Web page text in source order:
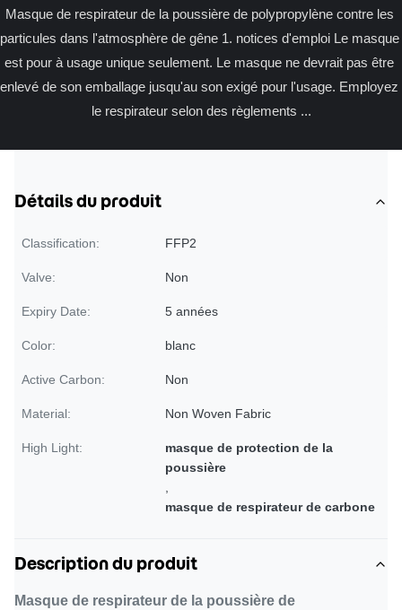
Masque de respirateur de la poussière de polypropylène contre les
particules dans l'atmosphère de gêne 1. notices d'emploi Le masque
est pour à usage unique seulement. Le masque ne devrait pas être
enlevé de son emballage jusqu'au son exigé pour l'usage. Employez
le respirateur selon des règlements ...
Détails du produit
Classification: FFP2
Valve: Non
Expiry Date: 5 années
Color: blanc
Active Carbon: Non
Material: Non Woven Fabric
High Light:
masque de protection de la
poussière
masque de respirateur de carbone
Description du produit
Masque de respirateur de la poussière de